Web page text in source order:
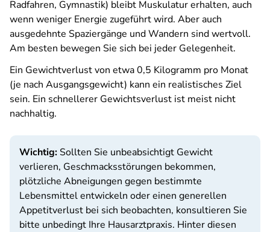
Radfahren, Gymnastik) bleibt Muskulatur erhalten, auch
wenn weniger Energie zugeführt wird. Aber auch
ausgedehnte Spaziergänge und Wandern sind wertvoll.
Am besten bewegen Sie sich bei jeder Gelegenheit.
Ein Gewichtverlust von etwa 0,5 Kilogramm pro Monat
(je nach Ausgangsgewicht) kann ein realistisches Ziel
sein. Ein schnellerer Gewichtsverlust ist meist nicht
nachhaltig.
Wichtig: Sollten Sie unbeabsichtigt Gewicht
verlieren, Geschmacksstörungen bekommen,
plötzliche Abneigungen gegen bestimmte
Lebensmittel entwickeln oder einen generellen
Appetitverlust bei sich beobachten, konsultieren Sie
bitte unbedingt Ihre Hausarztpraxis. Hinter diesen